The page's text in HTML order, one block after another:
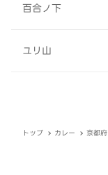
百合ノ下
ユリ山
トップ カレー 京都府